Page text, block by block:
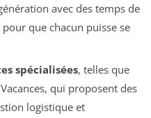
avec des temps de
que chacun puisse se
spécialisées, telles que
qui proposent des
logistique et